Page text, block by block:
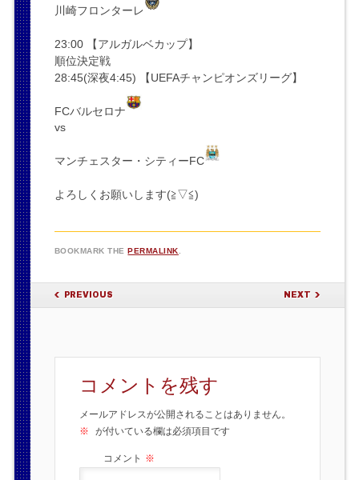
川崎フロンターレ
23:00 【アルガルベカップ】
順位決定戦
28:45(深夜4:45) 【UEFAチャンピオンズリーグ】
FCバルセロナ
vs
マンチェスター・シティーFC
よろしくお願いします(≧▽≦)
BOOKMARK THEPERMALINK
POST NAVIGATION
PREVIOUS NEXT
コメントを残す
メールアドレスが公開されることはありません。
※
が付いている欄は必須項目です
コメント ※